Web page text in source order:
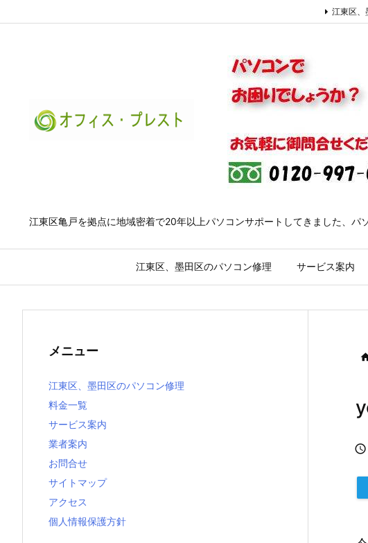
江東区亀戸を拠点に地域密着で20年以上パソコンサポートしてきました、パ
江東区、墨田区のパソコン修理 サービス案内
江東区、

メニュー
江東区、墨田区のパソコン修理
料金一覧
サービス案内
業者案内
お問合せ
サイトマップ
アクセス
個人情報保護方針